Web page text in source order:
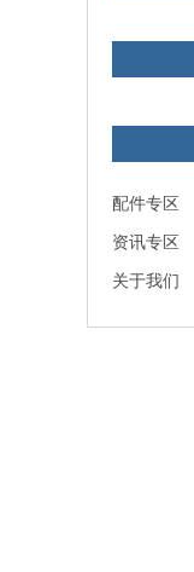
配件专区
资讯专区
关于我们